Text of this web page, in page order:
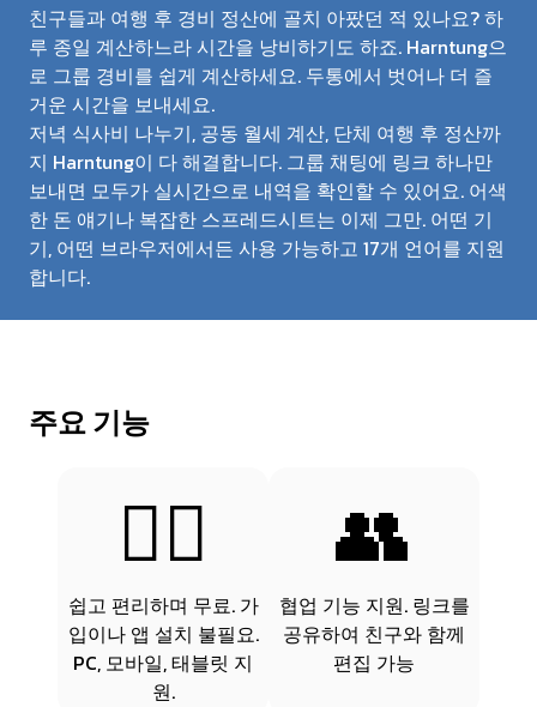
친구들과 여행 후 경비 정산에 골치 아팠던 적 있나요? 하
루 종일 계산하느라 시간을 낭비하기도 하죠. Harntung으
로 그룹 경비를 쉽게 계산하세요. 두통에서 벗어나 더 즐
거운 시간을 보내세요.
저녁 식사비 나누기, 공동 월세 계산, 단체 여행 후 정산까
지 Harntung이 다 해결합니다. 그룹 채팅에 링크 하나만
보내면 모두가 실시간으로 내역을 확인할 수 있어요. 어색
한 돈 얘기나 복잡한 스프레드시트는 이제 그만. 어떤 기
기, 어떤 브라우저에서든 사용 가능하고 17개 언어를 지원
합니다.
주요 기능
💆‍♂️
쉽고 편리하며 무료. 가
입이나 앱 설치 불필요.
PC, 모바일, 태블릿 지
원.
👥
협업 기능 지원. 링크를
공유하여 친구와 함께
편집 가능